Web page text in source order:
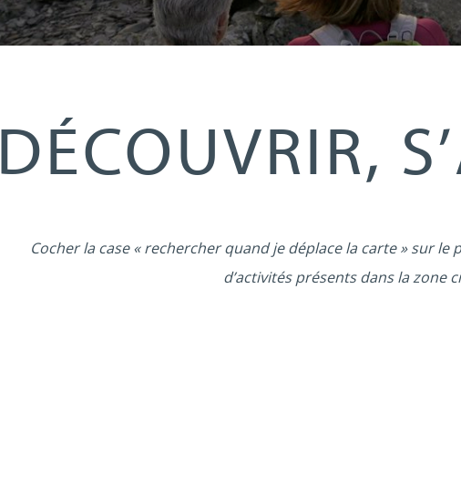
DÉCOUVRIR,
Cocher la case « rechercher quand je déplace la carte » sur
d’activités présents dans la zone